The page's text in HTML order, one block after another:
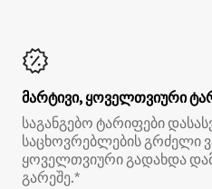
მარტივი, ყოველთვიური
საგანგებო ტარიფები
საცხოვრებლების გრძელი
ყოველთვიური გადახდა
გარეშე.*